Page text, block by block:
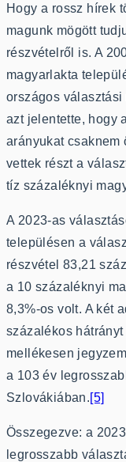
Hogy a rossz hírek
magunk mögött
részvételről is. A
magyarlakta
országos
azt jelentette, hogy
arányukat csaknem
vettek részt a
tíz százaléknyi
A 2023-as
településen a
részvétel 83,21
a 10 százaléknyi
8,3%-os volt. A két
százalékos
mellékesen
a 103 év
Szlovákiában.[5]
Összegezve: a
legrosszabb